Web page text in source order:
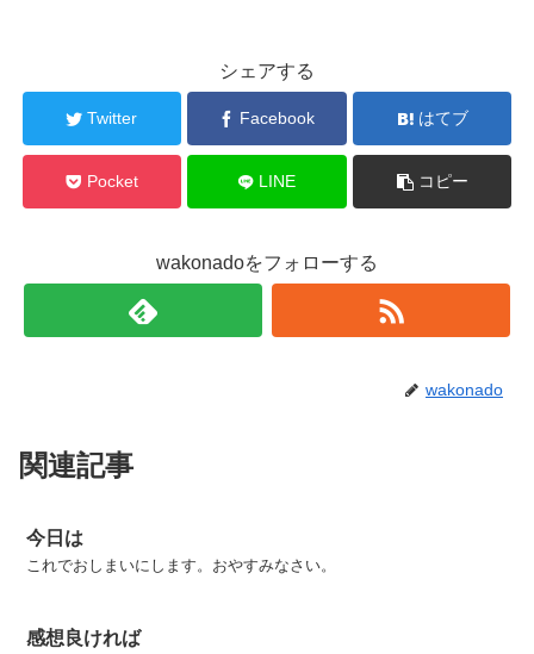
シェアする
Twitter Facebook はてブ
Pocket LINE コピー
wakonadoをフォローする
wakonado
関連記事
今日は
これでおしまいにします。おやすみなさい。
感想良ければ